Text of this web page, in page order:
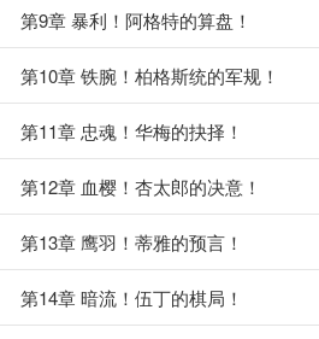
第9章 暴利！阿格特的算盘！
第10章 铁腕！柏格斯统的军规！
第11章 忠魂！华梅的抉择！
第12章 血樱！杏太郎的决意！
第13章 鹰羽！蒂雅的预言！
第14章 暗流！伍丁的棋局！